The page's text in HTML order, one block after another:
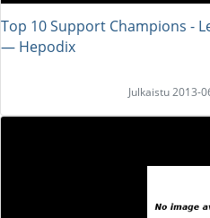
Top 10 Support Champions -
― Hepodix
Julkaistu 2013-